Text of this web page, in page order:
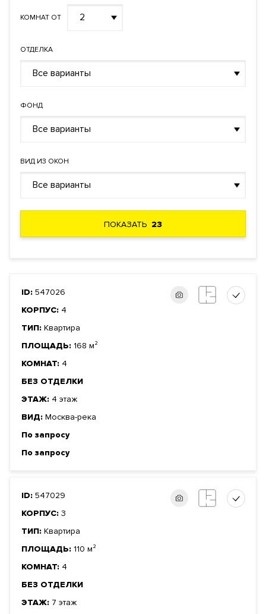
КОМНАТ ОТ 2
ОТДЕЛКА
Все варианты
ФОНД
Все варианты
ВИД ИЗ ОКОН
Все варианты
ПОКАЗАТЬ 23
ID: 547026
КОРПУС: 4
ТИП: Квартира
ПЛОЩАДЬ: 168 м²
КОМНАТ: 4
БЕЗ ОТДЕЛКИ
ЭТАЖ: 4 этаж
ВИД: Москва-река
По запросу
По запросу
ID: 547029
КОРПУС: 3
ТИП: Квартира
ПЛОЩАДЬ: 110 м²
КОМНАТ: 4
БЕЗ ОТДЕЛКИ
ЭТАЖ: 7 этаж